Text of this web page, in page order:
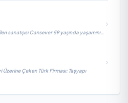
sanatçısı Cansever 59 yaşında yaşamını
Çeken Türk Firması: Taşyapı